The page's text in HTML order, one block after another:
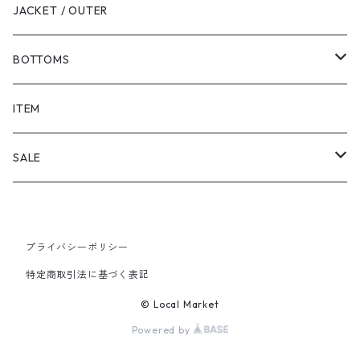
JACKET / OUTER
BOTTOMS
SHORTS
PANTS
ITEM
SALE
PANTS
プライバシーポリシー
特定商取引法に基づく表記
© Local Market
Powered by